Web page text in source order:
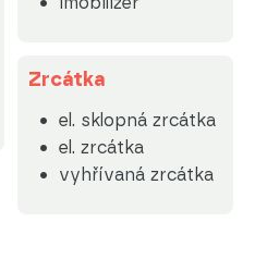
Zrcátka
el. sklopná zrcátka
el. zrcátka
vyhřívaná zrcátka